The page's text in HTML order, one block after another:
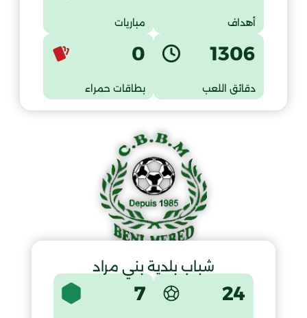
أهداف مباريات
1306
دقائق اللعب
0
بطاقات حمراء
شباب بلدية بني مراد
24
7